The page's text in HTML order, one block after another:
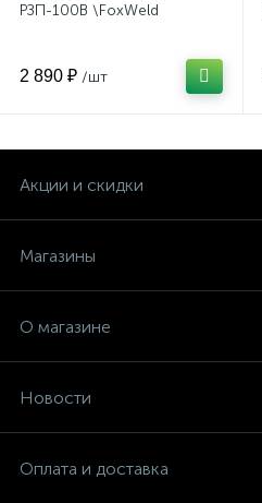
РЗП-100В \FoxWeld
2 890 ₽ /шт
Акции и скидки
Магазины
О магазине
Новости
Оплата и доставка